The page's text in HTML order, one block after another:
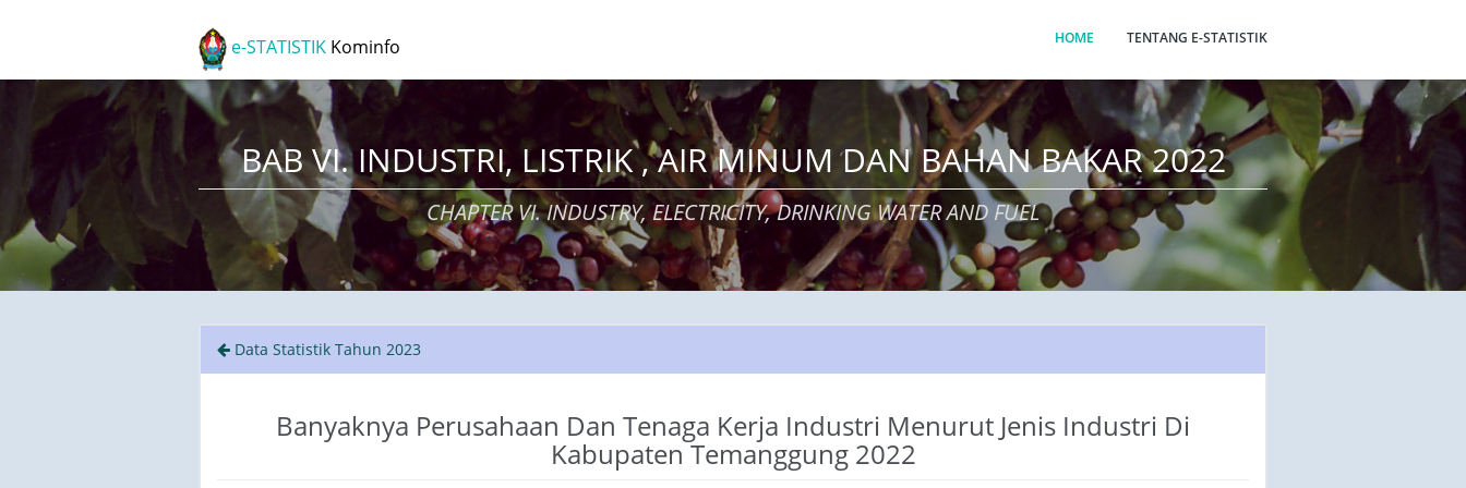
e-STATISTIK Kominfo HOME TENTANG E-STATISTIK
BAB VI. INDUSTRI, LISTRIK , AIR MINUM DAN BAHAN BAKAR 2022
CHAPTER VI. INDUSTRY, ELECTRICITY, DRINKING WATER AND FUEL
Data Statistik Tahun 2023
Banyaknya Perusahaan Dan Tenaga Kerja Industri Menurut Jenis Industri Di
Kabupaten Temanggung 2022